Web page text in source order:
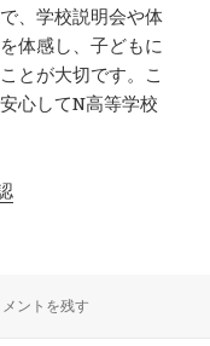
、学校説明会や体
体感し、子どもに
とが大切です。こ
心してN高等学校
等学校 評判とは？保護者が
メントを残す